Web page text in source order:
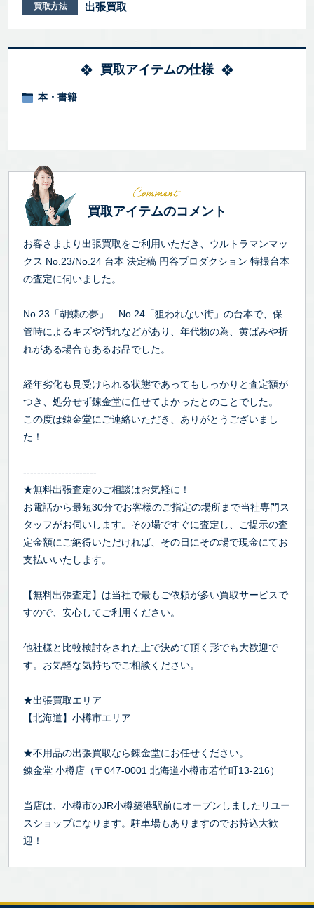
買取方法 出張買取
買取アイテムの仕様
本・書籍
買取アイテムのコメント
お客さまより出張買取をご利用いただき、ウルトラマンマッ
クス No.23/No.24 台本 決定稿 円谷プロダクション 特撮台本
の査定に伺いました。
No.23「胡蝶の夢」 No.24「狙われない街」の台本で、保
管時によるキズや汚れなどがあり、年代物の為、黄ばみや折
れがある場合もあるお品でした。
経年劣化も見受けられる状態であってもしっかりと査定額が
つき、処分せず錬金堂に任せてよかったとのことでした。
この度は錬金堂にご連絡いただき、ありがとうございまし
た！
---------------------
★無料出張査定のご相談はお気軽に！
お電話から最短30分でお客様のご指定の場所まで当社専門ス
タッフがお伺いします。その場ですぐに査定し、ご提示の査
定金額にご納得いただければ、その日にその場で現金にてお
支払いいたします。
【無料出張査定】は当社で最もご依頼が多い買取サービスで
すので、安心してご利用ください。
他社様と比較検討をされた上で決めて頂く形でも大歓迎で
す。お気軽な気持ちでご相談ください。
★出張買取エリア
【北海道】小樽市エリア
★不用品の出張買取なら錬金堂にお任せください。
錬金堂 小樽店（〒047-0001 北海道小樽市若竹町13-216）
当店は、小樽市のJR小樽築港駅前にオープンしましたリユー
スショップになります。駐車場もありますのでお持込大歓
迎！